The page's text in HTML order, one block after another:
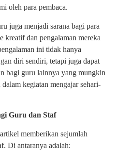
oleh para pembaca.
juga menjadi sarana bagi para
kreatif dan pengalaman mereka
ini tidak hanya
diri sendiri, tetapi juga dapat
bagi guru lainnya yang mungkin
kegiatan mengajar sehari-
Guru dan Staf
memberikan sejumlah
Di antaranya adalah: